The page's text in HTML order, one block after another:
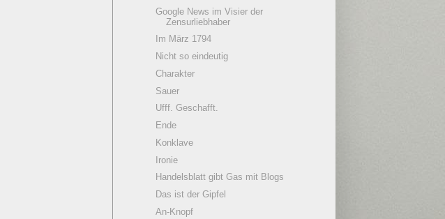
Google News im Visier der
Zensurliebhaber
Im März 1794
Nicht so eindeutig
Charakter
Sauer
Ufff. Geschafft.
Ende
Konklave
Ironie
Handelsblatt gibt Gas mit Blogs
Das ist der Gipfel
An-Knopf